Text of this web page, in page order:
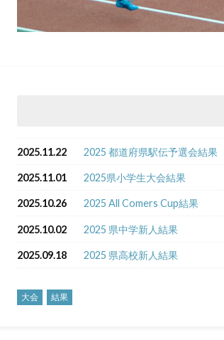
2025.11.22 2025 都道府県駅伝予選会結果
2025.11.01 2025県小学生大会結果
2025.10.26 2025 All Comers Cup結果
2025.10.02 2025 県中学新人結果
2025.09.18 2025 県高校新人結果
大会 結果